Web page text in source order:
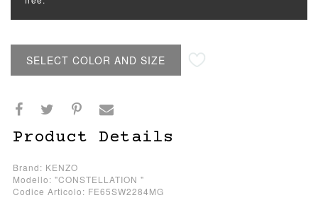
SELECT COLOR AND SIZE
Product Details
Brand: KENZO
Modello: "CONSTELLATION "
Codice Articolo: FE65SW2284MG